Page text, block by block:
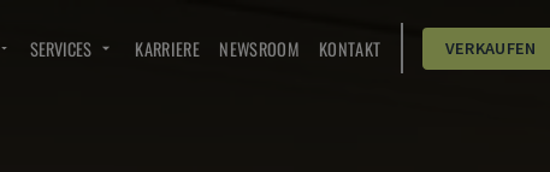
SERVICES KARRIERE NEWSROOM KONTAKT VERKAUFEN